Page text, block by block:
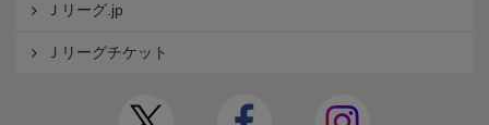
Ｊリーグ.jp
Ｊリーグチケット